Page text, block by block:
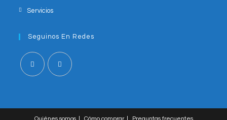
Servicios
Seguinos En Redes
a
a
Quiénes somos Cómo comprar Preguntas frecuentes